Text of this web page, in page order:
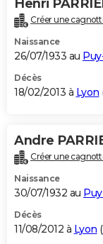
Henri
Créer une
Naissance
26/07/1933 au
Décès
18/02/2013 à Lyon
Andre
Créer une
Naissance
30/07/1932 au
Décès
11/08/2012 à Lyon (